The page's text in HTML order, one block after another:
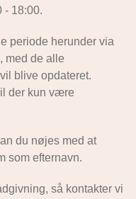
- 18:00.
periode herunder via
med de alle
blive opdateret.
der kun være
n du nøjes med at
som efternavn.
så kontakter vi